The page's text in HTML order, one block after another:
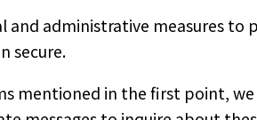
administrative measures to
secure.
mentioned in the first point,